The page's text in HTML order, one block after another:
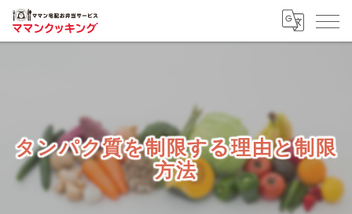
タンパク質を制限する理由と制限
方法